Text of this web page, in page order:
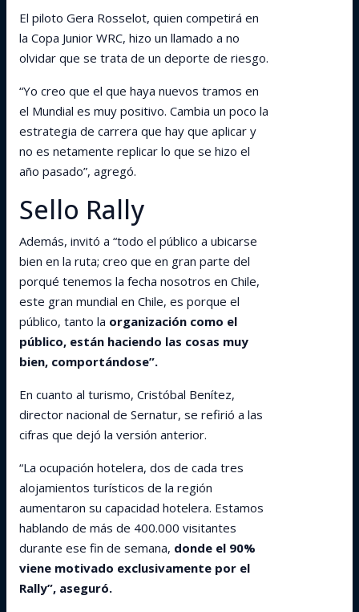
El piloto Gera Rosselot, quien competirá en
la Copa Junior WRC, hizo un llamado a no
olvidar que se trata de un deporte de riesgo.
“Yo creo que el que haya nuevos tramos en
el Mundial es muy positivo. Cambia un poco la
estrategia de carrera que hay que aplicar y
no es netamente replicar lo que se hizo el
año pasado”, agregó.
Sello Rally
Además, invitó a “todo el público a ubicarse
bien en la ruta; creo que en gran parte del
porqué tenemos la fecha nosotros en Chile,
este gran mundial en Chile, es porque el
público, tanto la organización como el
público, están haciendo las cosas muy
bien, comportándose”.
En cuanto al turismo, Cristóbal Benítez,
director nacional de Sernatur, se refirió a las
cifras que dejó la versión anterior.
“La ocupación hotelera, dos de cada tres
alojamientos turísticos de la región
aumentaron su capacidad hotelera. Estamos
hablando de más de 400.000 visitantes
durante ese fin de semana, donde el 90%
viene motivado exclusivamente por el
Rally”, aseguró.